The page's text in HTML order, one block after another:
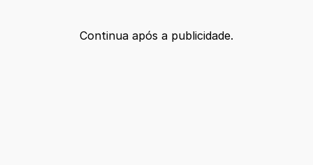
Continua após a publicidade.